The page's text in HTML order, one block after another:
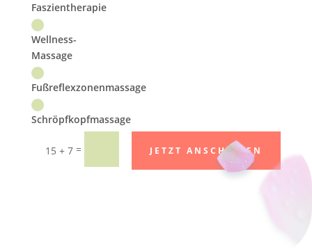
Faszientherapie
Wellness-
Massage
Fußreflexzonenmassage
Schröpfkopfmassage
15 + 7 = JETZT ANSCHICKEN